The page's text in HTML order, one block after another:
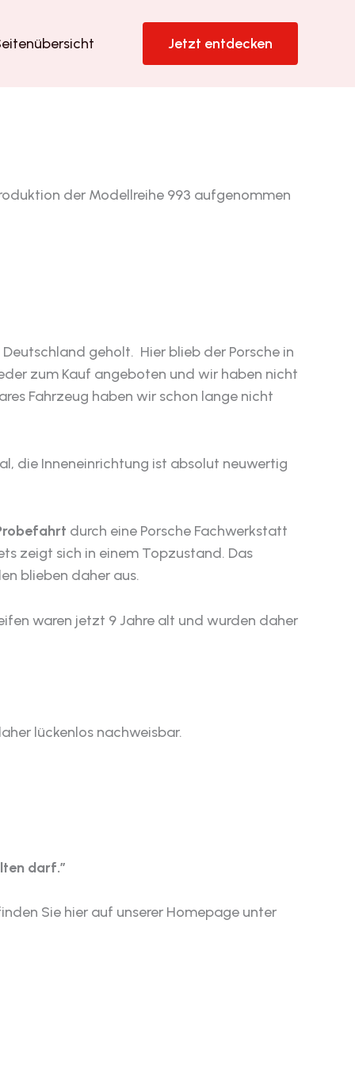
Jetzt entdecken
der Modellreihe 993 aufgenommen
geholt. Hier blieb der Porsche in
zum Kauf angeboten und wir haben nicht
Fahrzeug haben wir schon lange nicht
die Inneneinrichtung ist absolut neuwertig
durch eine Porsche Fachwerkstatt
zeigt sich in einem Topzustand. Das
blieben daher aus.
waren jetzt 9 Jahre alt und wurden daher
lückenlos nachweisbar.
darf.”
Sie hier auf unserer Homepage unter